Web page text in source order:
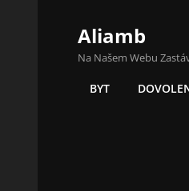
Aliamb
Na Našem Webu
BYT